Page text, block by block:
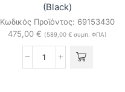
(Black)
Κωδικός Προϊόντος: 69153430
475,00 € (589,00 € συμπ. ΦΠΑ)
Ubiquiti